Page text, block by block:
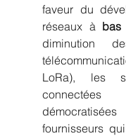
faveur du
réseaux à bas
diminution
LoRa), les
fournisseurs